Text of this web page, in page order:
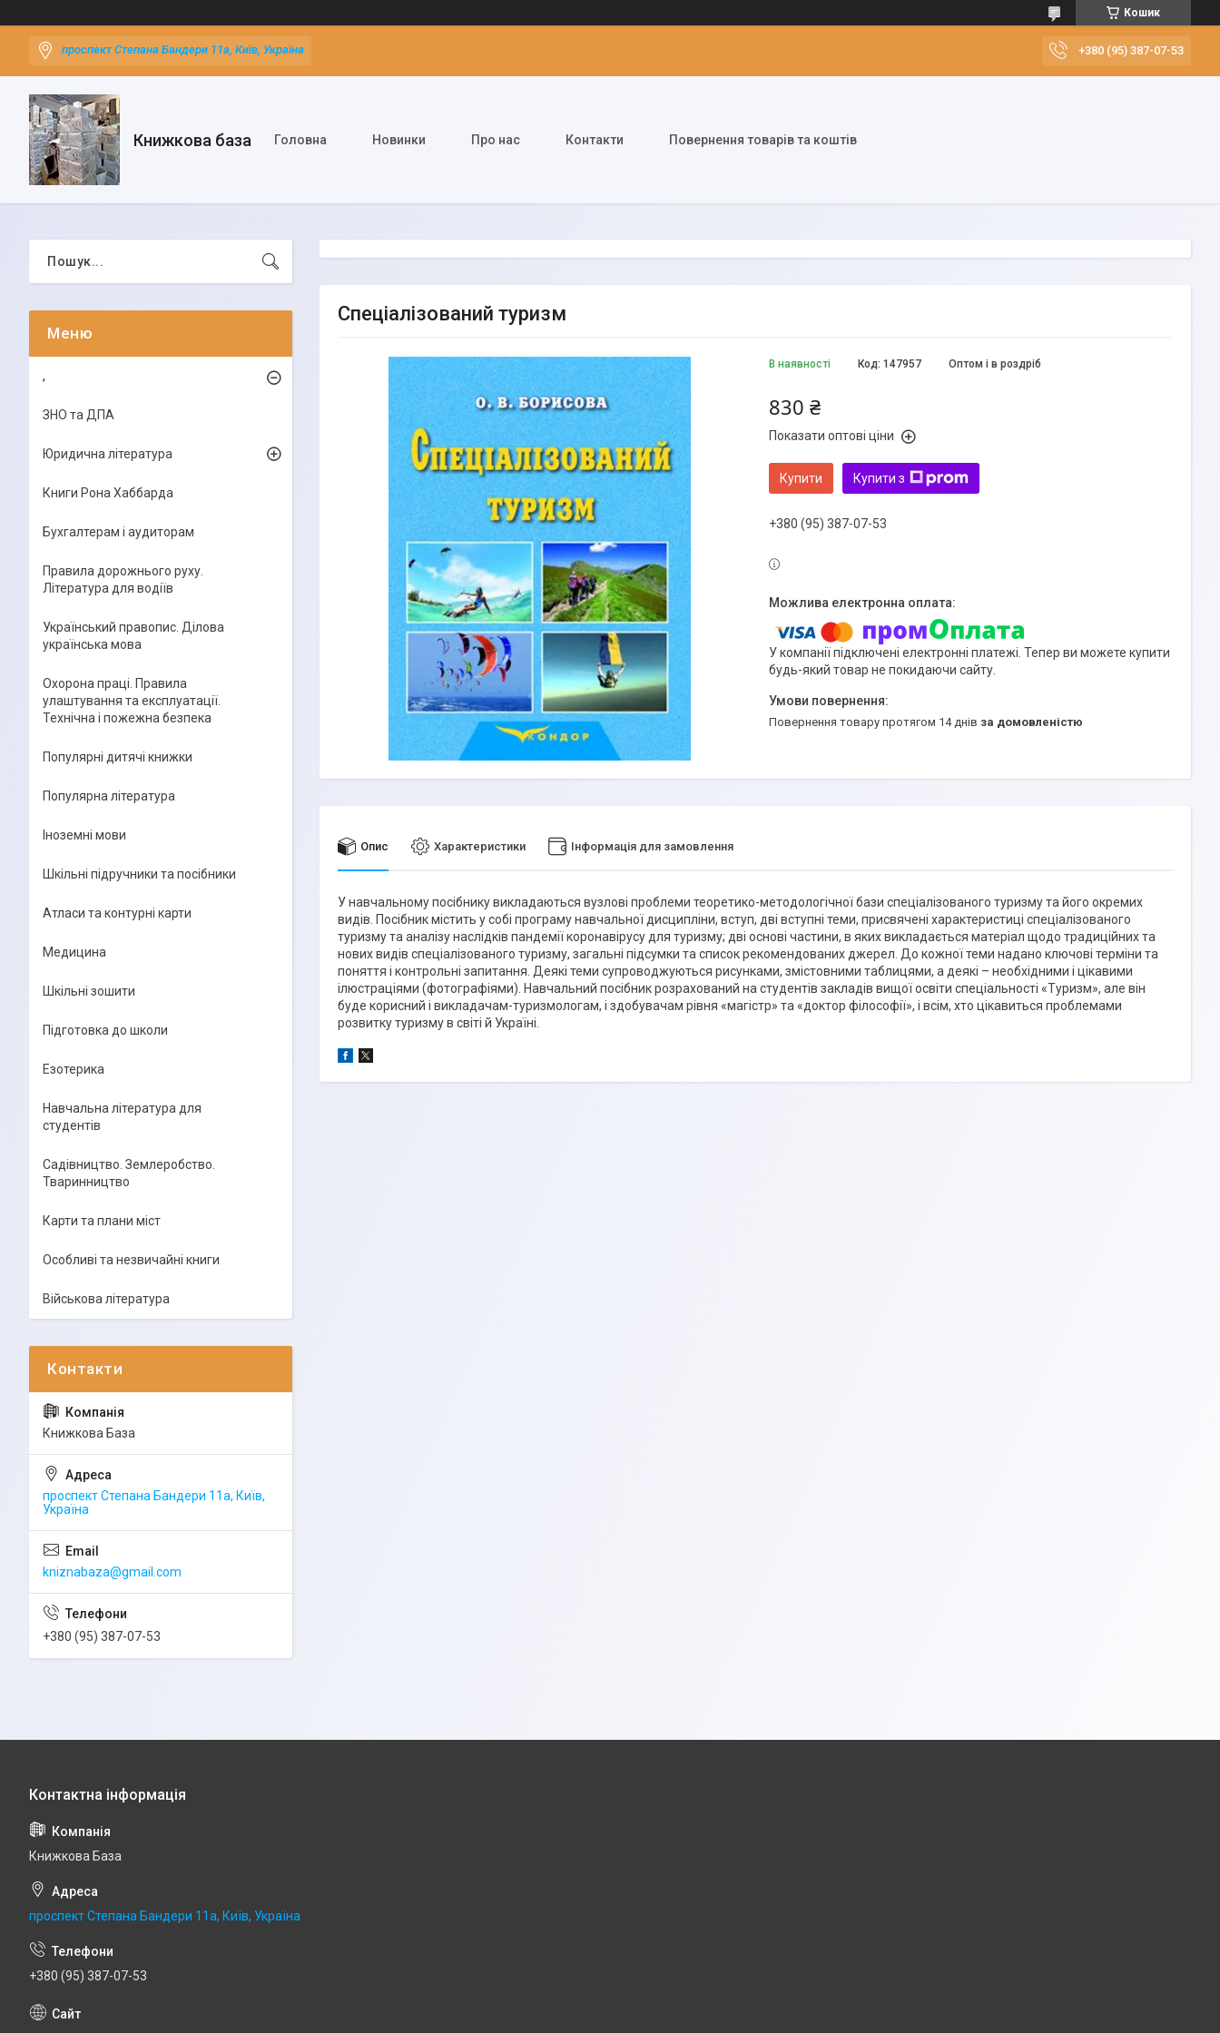
Кошик
проспект Степана Бандери 11а, Київ, Україна +380 (95) 387-07-53
Книжкова база Головна Новинки Про нас Контакти Повернення товарів та коштів
Спеціалізований туризм
В наявності Оптом і в роздріб
Код: 147957
830 ₴
Показати оптові ціни
Купити Купити з
+380 (95) 387-07-53
У компанії підключені електронні платежі. Тепер ви можете купити
будь-який товар не покидаючи сайту.
повернення товару протягом 14 днів за домовленістю
Опис Характеристики Інформація для замовлення
У навчальному посібнику викладаються вузлові проблеми теоретико-методологічної бази спеціалізованого туризму та його окремих
видів. Посібник містить у собі програму навчальної дисципліни, вступ, дві вступні теми, присвячені характеристиці спеціалізованого
туризму та аналізу наслідків пандемії коронавірусу для туризму; дві основі частини, в яких викладається матеріал щодо традиційних та
нових видів спеціалізованого туризму, загальні підсумки та список рекомендованих джерел. До кожної теми надано ключові терміни та
поняття і контрольні запитання. Деякі теми супроводжуються рисунками, змістовними таблицями, а деякі – необхідними і цікавими
ілюстраціями (фотографіями). Навчальний посібник розрахований на студентів закладів вищої освіти спеціальності «Туризм», але він
буде корисний і викладачам-туризмологам, і здобувачам рівня «магістр» та «доктор філософії», і всім, хто цікавиться проблемами
розвитку туризму в світі й Україні.
,
ЗНО та ДПА
Юридична література
Книги Рона Хаббарда
Бухгалтерам і аудиторам
Правила дорожнього руху.
Література для водіїв
Український правопис. Ділова
українська мова
Охорона праці. Правила
улаштування та експлуатації.
Технічна і пожежна безпека
Популярні дитячі книжки
Популярна література
Іноземні мови
Шкільні підручники та посібники
Атласи та контурні карти
Медицина
Шкільні зошити
Підготовка до школи
Езотерика
Навчальна література для
студентів
Садівництво. Землеробство.
Тваринництво
Карти та плани міст
Особливі та незвичайні книги
Військова література
Книжкова База
проспект Степана Бандери 11а, Київ,
Україна
kniznabaza@gmail.com
+380 (95) 387-07-53
Книжкова База
проспект Степана Бандери 11а, Київ, Україна
+380 (95) 387-07-53